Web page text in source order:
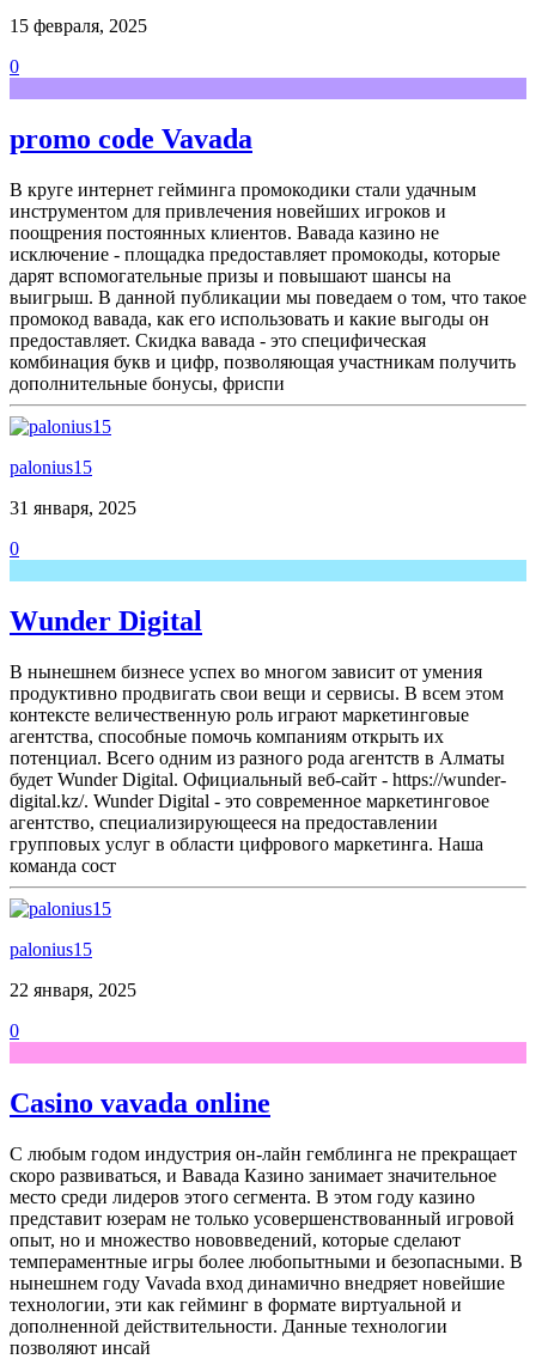
15 февраля, 2025
0
promo code Vavada
В круге интернет гейминга промокодики стали удачным
инструментом для привлечения новейших игроков и
поощрения постоянных клиентов. Вавада казино не
исключение - площадка предоставляет промокоды, которые
дарят вспомогательные призы и повышают шансы на
выигрыш. В данной публикации мы поведаем о том, что такое
промокод вавада, как его использовать и какие выгоды он
предоставляет. Скидка вавада - это специфическая
комбинация букв и цифр, позволяющая участникам получить
дополнительные бонусы, фриспи
palonius15
31 января, 2025
0
Wunder Digital
В нынешнем бизнесе успех во многом зависит от умения
продуктивно продвигать свои вещи и сервисы. В всем этом
контексте величественную роль играют маркетинговые
агентства, способные помочь компаниям открыть их
потенциал. Всего одним из разного рода агентств в Алматы
будет Wunder Digital. Официальный веб-сайт - https://wunder-
digital.kz/. Wunder Digital - это современное маркетинговое
агентство, специализирующееся на предоставлении
групповых услуг в области цифрового маркетинга. Наша
команда сост
palonius15
22 января, 2025
0
Casino vavada online
С любым годом индустрия он-лайн гемблинга не прекращает
скоро развиваться, и Вавада Казино занимает значительное
место среди лидеров этого сегмента. В этом году казино
представит юзерам не только усовершенствованный игровой
опыт, но и множество нововведений, которые сделают
темпераментные игры более любопытными и безопасными. В
нынешнем году Vavada вход динамично внедряет новейшие
технологии, эти как гейминг в формате виртуальной и
дополненной действительности. Данные технологии
позволяют инсай